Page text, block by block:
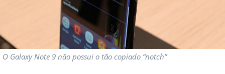
O Galaxy Note 9 não possui o tão copiado “notch”